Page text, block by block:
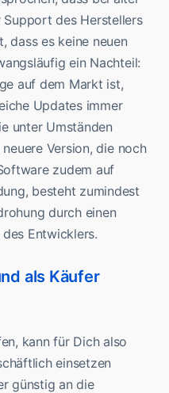
des Herstellers
dass es keine neuen
ein Nachteil:
auf dem Markt ist,
Updates immer
unter Umständen
Version, die noch
zudem auf
besteht zumindest
durch einen
Entwicklers.
als Käufer
kann für Dich also
einsetzen
günstig an die